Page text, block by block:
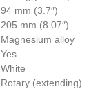
94 mm (3.7″)
205 mm (8.07″)
Magnesium alloy
Yes
White
Rotary (extending)